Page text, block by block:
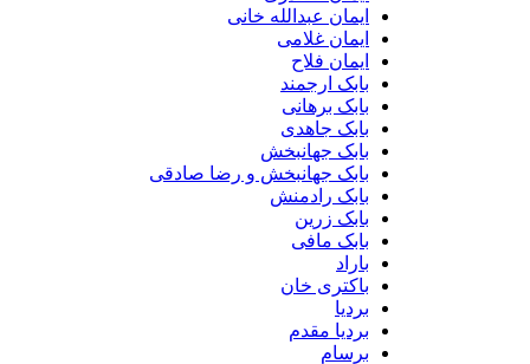
ایمان عبدالله خانی
ایمان غلامی
ایمان فلاح
بابک ارجمند
بابک برهانی
بابک جاهدی
بابک جهانبخش
بابک جهانبخش و رضا صادقی
بابک رادمنش
بابک زرین
بابک مافی
باکتری خان
بردیا مقدم